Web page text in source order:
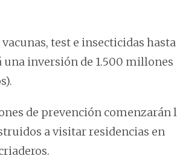
test e insecticidas hasta
una inversión de 1.500 millones
de prevención comenzarán
a visitar residencias en